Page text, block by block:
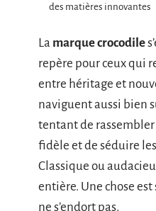
des matières innovantes
La marque crocodile
repère pour ceux qui
entre héritage et
naviguent aussi bien
tentant de
fidèle et de séduire
Classique ou
entière. Une chose
ne s’endort pas.